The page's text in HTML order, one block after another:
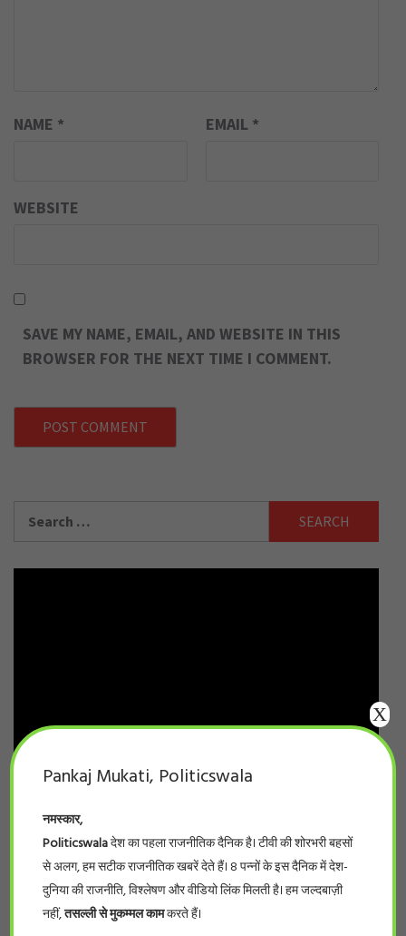
NAME * EMAIL *
WEBSITE
SAVE MY NAME, EMAIL, AND WEBSITE IN THIS
BROWSER FOR THE NEXT TIME I COMMENT.
for:
Pankaj Mukati, Politicswala
नमस्कार,
Politicswalaदेश का पहला राजनीतिक दैनिक है। टीवी की शोरभरी बहसों
से अलग, हम सटीक राजनीतिक खबरें देते हैं। 8 पन्नों के इस दैनिक में देश-
दुनिया की राजनीति, विश्लेषण और वीडियो लिंक मिलती है। हम जल्दबाज़ी
नहीं,तसल्ली से मुकम्मल कामकरते हैं।
X